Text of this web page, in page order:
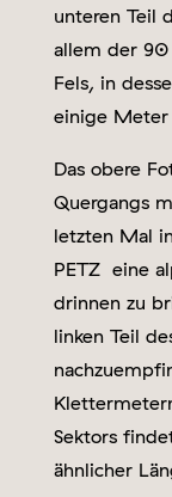
unteren Teil
allem der
Fels, in
einige
Das obere
Quergangs
letzten Mal
PETZ eine
drinnen zu
linken Teil
Sektors
ähnlicher